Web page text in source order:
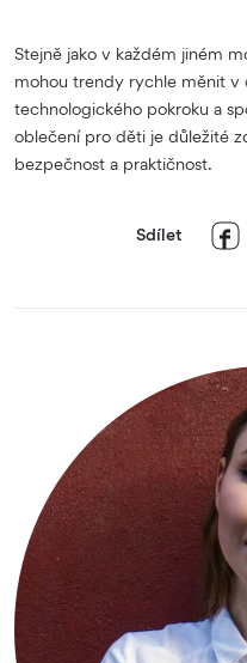
Stejně jako v každém jiném
mohou trendy rychle měnit v
technologického pokroku a
oblečení pro děti je důležité
bezpečnost a praktičnost.
Sdílet